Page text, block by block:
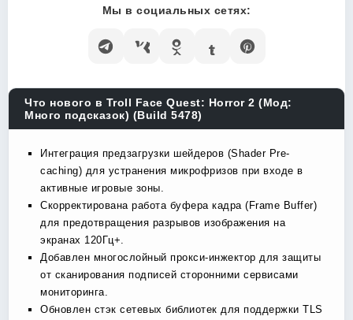
Мы в социальных сетях:
Что нового в Troll Face Quest: Horror 2 (Мод:
Много подсказок) (Build 5478)
Интеграция предзагрузки шейдеров (Shader Pre-
caching) для устранения микрофризов при входе в
активные игровые зоны.
Скорректирована работа буфера кадра (Frame Buffer)
для предотвращения разрывов изображения на
экранах 120Гц+.
Добавлен многослойный прокси-инжектор для защиты
от сканирования подписей сторонними сервисами
мониторинга.
Обновлен стэк сетевых библиотек для поддержки TLS